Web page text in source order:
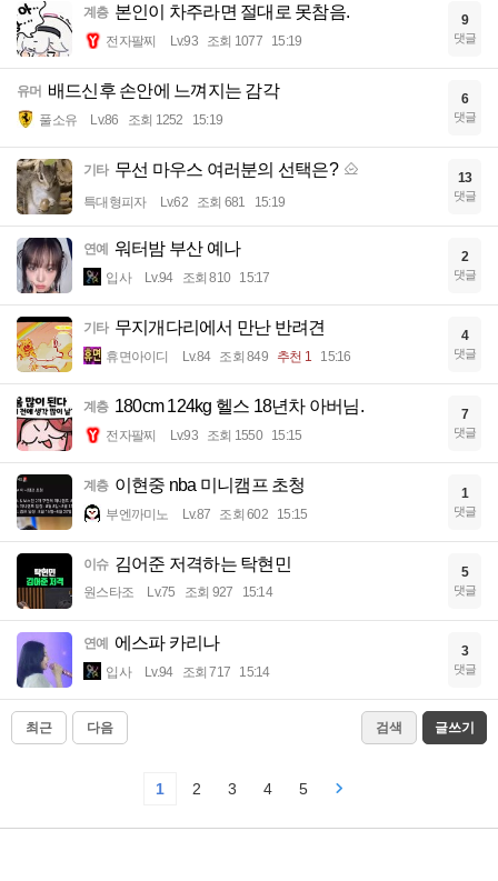
계층 본인이 차주라면 절대로 못참음.
전자팔찌 Lv.93 조회 1077 15:19
9
댓글
유머 배드신후 손안에 느껴지는 감각
풀소유 Lv.86 조회 1252 15:19
6
댓글
기타 무선 마우스 여러분의 선택은?
특대형피자 Lv.62 조회 681 15:19
13
댓글
연예 워터밤 부산 예나
입사 Lv.94 조회 810 15:17
2
댓글
기타 무지개다리에서 만난 반려견
휴면아이디 Lv.84 조회 849 추천 1 15:16
4
댓글
계층 180cm 124kg 헬스 18년차 아버님.
전자팔찌 Lv.93 조회 1550 15:15
7
댓글
계층 이현중 nba 미니캠프 초청
부엔까미노 Lv.87 조회 602 15:15
1
댓글
이슈 김어준 저격하는 탁현민
원스타조 Lv.75 조회 927 15:14
5
댓글
연예 에스파 카리나
입사 Lv.94 조회 717 15:14
3
댓글
최근 다음 검색 글쓰기
1 2 3 4 5